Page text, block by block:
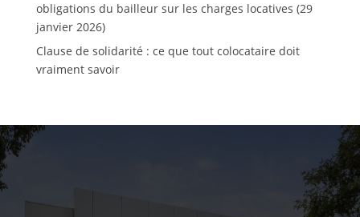
obligations du bailleur sur les charges locatives (29
janvier 2026)
Clause de solidarité : ce que tout colocataire doit
vraiment savoir